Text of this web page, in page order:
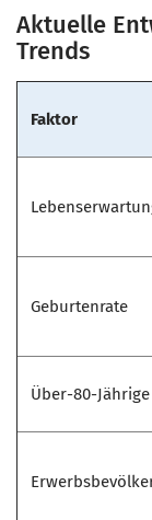
Aktuelle
Trends
Faktor
Geburtenrate
Über-80-Jährige